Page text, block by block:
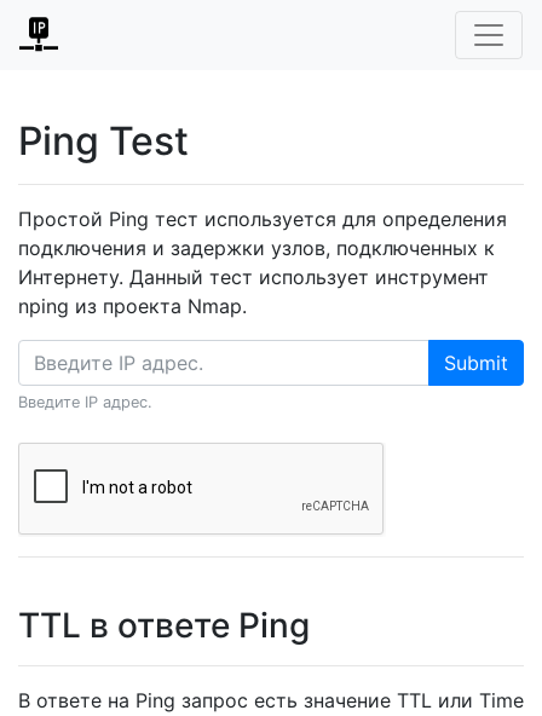
Ping Test
Простой Ping тест используется для определения
подключения и задержки узлов, подключенных к
Интернету. Данный тест использует инструмент
nping из проекта Nmap.
Submit
Введите IP адрес.
TTL в ответе Ping
В ответе на Ping запрос есть значение TTL или Time